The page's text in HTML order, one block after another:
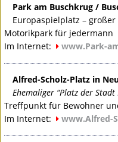
Park am Buschkrug /
Europaspielplatz –
Motorikpark für jedermann
Im Internet:
www.Park-
Alfred-Scholz-Platz in
Ehemaliger “Platz der Stadt
Treffpunkt für Bewohner
Im Internet:
www.Alfred-